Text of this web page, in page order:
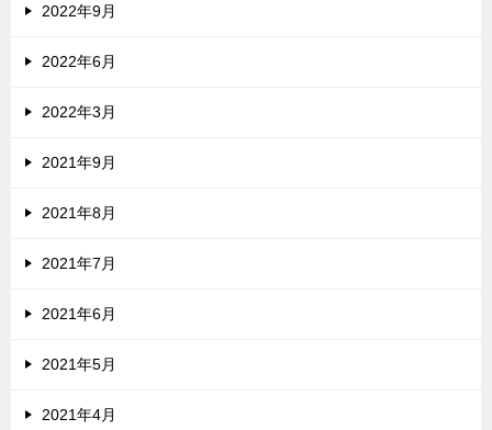
2022年9月
2022年6月
2022年3月
2021年9月
2021年8月
2021年7月
2021年6月
2021年5月
2021年4月